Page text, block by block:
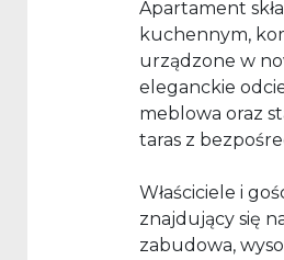
Apartament
kuchennym,
urządzone w
eleganckie
meblowa oraz
taras z
Właściciele i
znajdujący się
zabudowa,